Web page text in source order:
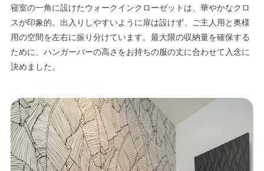
寝室の一角に設けたウォークインクローゼットは、華やかなクロ
スが印象的。出入りしやすいように扉は設けず、ご主人用と奥様
用の空間を左右に振り分けています。最大限の収納量を確保する
ために、ハンガーバーの高さをお持ちの服の丈に合わせて入念に
決めました。